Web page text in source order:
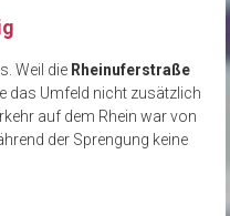
Weil dieRheinuferstraße
das Umfeld nicht zusätzlich
auf dem Rhein war von
der Sprengung keine